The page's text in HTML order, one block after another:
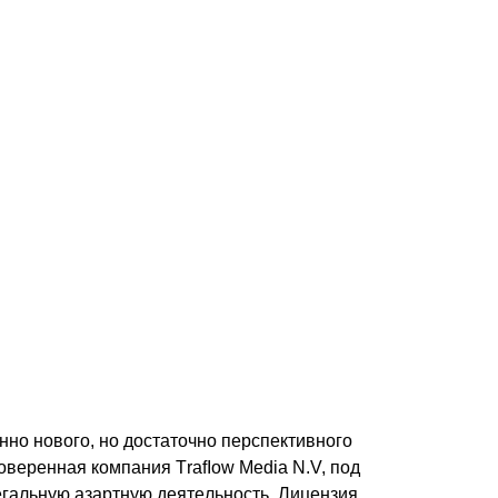
нoвoгo, нo дocтaтoчнo пepcпeктивнoгo
кoмпaния ТrаfІоw Меdiа N.V, пoд
aзapтнyю дeятeльнocть. Лицeнзия